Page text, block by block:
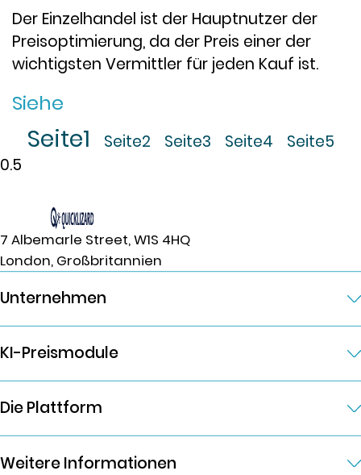
Der Einzelhandel ist der Hauptnutzer der
Preisoptimierung, da der Preis einer der
wichtigsten Vermittler für jeden Kauf ist.
Siehe
Seite1 Seite2 Seite3 Seite4 Seite5
7 Albemarle Street, W1S 4HQ
London, Großbritannien
Unternehmen
KI-Preismodule
Die Plattform
Weitere Informationen